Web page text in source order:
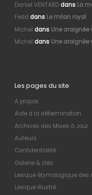
Daniel VENTARDdans La
Fedd dans Le milan royal
Michel dans Une araignée
Michel dans Une araignée
Les pages du site
A propos
Aide à la détermination
Archives des Mises à Jour
Auteurs
Confidentialité
Galerie & clés
Lexique étymologique des
Lexique illustré